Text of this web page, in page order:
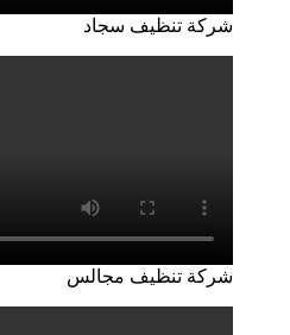
شركة تنظيف سجاد
شركة تنظيف مجالس